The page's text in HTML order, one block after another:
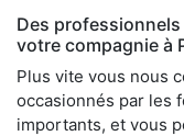
Des
votre compagnie à
Plus vite vous nous
occasionnés par les
importants, et vous